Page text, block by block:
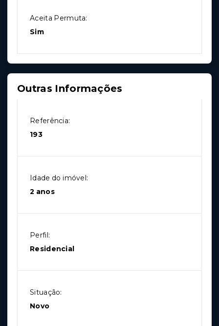
Aceita Permuta:
Sim
Outras Informações
Referência:
193
Idade do imóvel:
2 anos
Perfil:
Residencial
Situação:
Novo